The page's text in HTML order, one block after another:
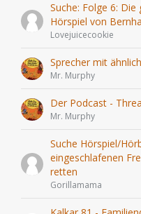
Suche: Folge 6:
Hörspiel von
Lovejuicecookie
Sprecher mit
Mr. Murphy
Der Podcast -
Mr. Murphy
Suche Hörspiel/
eingeschlafenen
retten
Gorillamama